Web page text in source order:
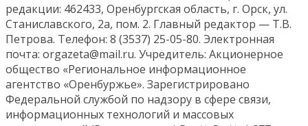
редакции: 462433, Оренбургская область, г. Орск, ул.
Станиславского, 2а, пом. 2. Главный редактор — Т.В.
Петрова. Телефон: 8 (3537) 25-05-80. Электронная
почта: orgazeta@mail.ru. Учредитель: Акционерное
общество «Региональное информационное
агентство «Оренбуржье». Зарегистрировано
Федеральной службой по надзору в сфере связи,
информационных технологий и массовых